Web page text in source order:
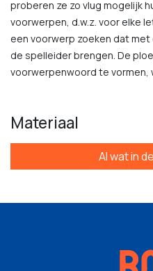
proberen ze zo vlug mogelijk
voorwerpen, d.w.z. voor elke
een voorwerp zoeken dat
de spelleider brengen. De
voorwerpenwoord te vormen,
Materiaal
Al wat in